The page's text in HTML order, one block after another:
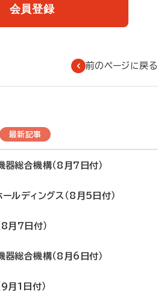
会員登録
前のページに戻る
最新記事
器総合機構（8月7日付）
ールディングス（8月5日付）
8月7日付）
器総合機構（8月6日付）
9月1日付）